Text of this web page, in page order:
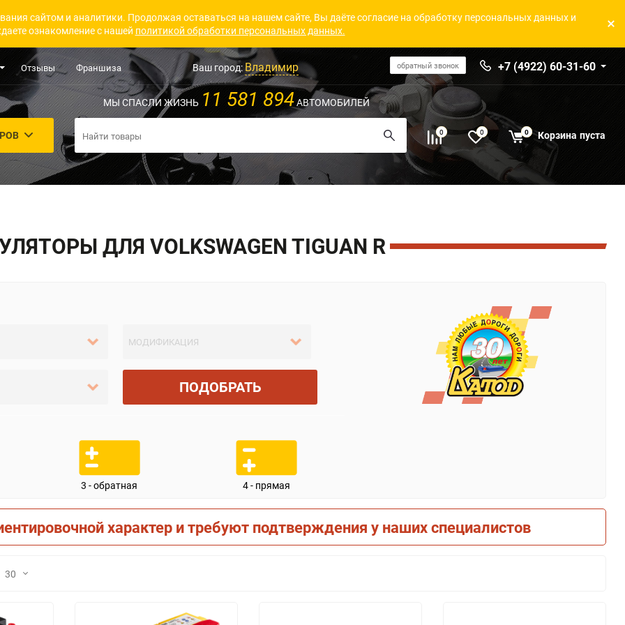
сайтом и аналитики. Продолжая оставаться на нашем сайте, Вы даёте согласие на обработку персональных данных и
ознакомление с нашей политикой обработки персональных данных.
Отзывы Франшиза Ваш город:Владимир обратный звонок +7 (4922) 60-31-60
МЫ СПАСЛИ ЖИЗНЬ 11 581 894АВТОМОБИЛЕЙ
0 0 0 Корзина пуста
ДЛЯ VOLKSWAGEN TIGUAN R
ПОДОБРАТЬ
3 - обратная 4 - прямая
характер и требуют подтверждения у наших специалистов
30